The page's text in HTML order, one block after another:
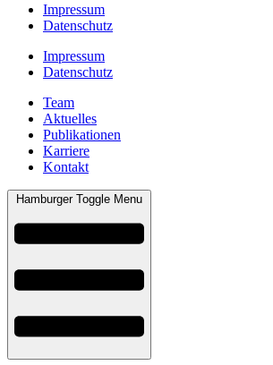
Impressum
Datenschutz
Impressum
Datenschutz
Team
Aktuelles
Publikationen
Karriere
Kontakt
Hamburger Toggle Menu